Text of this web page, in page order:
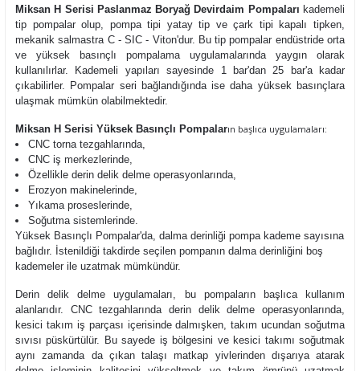
Miksan H Serisi Paslanmaz Boryağ Devirdaim Pompaları kademeli
tip pompalar olup, pompa tipi yatay tip ve çark tipi kapalı tipken,
mekanik salmastra C - SIC - Viton'dur. Bu tip pompalar endüstride orta
ve yüksek basınçlı pompalama uygulamalarında yaygın olarak
kullanılırlar. Kademeli yapıları sayesinde 1 bar'dan 25 bar'a kadar
çıkabilirler. Pompalar seri bağlandığında ise daha yüksek basınçlara
ulaşmak mümkün olabilmektedir.
Miksan H Serisi Yüksek Basınçlı Pompaların başlıca uygulamaları:
CNC torna tezgahlarında,
CNC iş merkezlerinde,
Özellikle derin delik delme operasyonlarında,
Erozyon makinelerinde,
Yıkama proseslerinde,
Soğutma sistemlerinde.
Yüksek Basınçlı Pompalar'da, dalma derinliği pompa kademe sayısına
bağlıdır. İstenildiği takdirde seçilen pompanın dalma derinliğini boş
kademeler ile uzatmak mümkündür.
Derin delik delme uygulamaları, bu pompaların başlıca kullanım
alanlarıdır. CNC tezgahlarında derin delik delme operasyonlarında,
kesici takım iş parçası içerisinde dalmışken, takım ucundan soğutma
sıvısı püskürtülür. Bu sayede iş bölgesini ve kesici takımı soğutmak
aynı zamanda da çıkan talaşı matkap yivlerinden dışarıya atarak